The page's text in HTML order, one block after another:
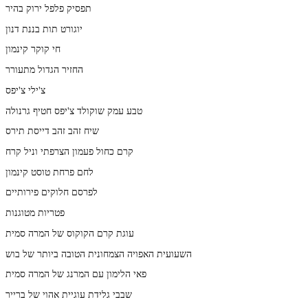
תפסיק פלפל ירוק בהיר
יוגורט תות בננת דנון
חי קוקר קינמון
החזיר הגדול מתעורר
צ'ילי צ'יפס
טבע עמק שוקולד צ'יפס חטיף גרנולה
שיח זהב זהב דייסת תירס
קרם כחול פעמון הצרפתי וניל קרח
לחם פרחת טוסט קינמון
לפרסם חלוקים פירותיים
פטריות מטוגנות
עוגת קרם הקוקוס של המרה סמית
השעועית האפויה הצמחונית הטובה ביותר של בוש
פאי הלימון עם המרנג של המרה סמית
שבבי גלידת עוגיית אהוי של ברייר